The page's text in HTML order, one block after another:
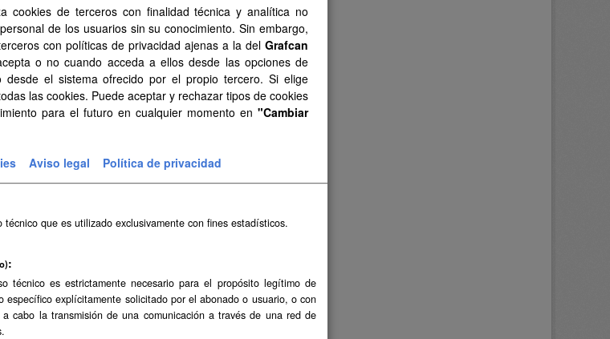
cookies de terceros con finalidad técnica y analítica no
de los usuarios sin su conocimiento. Sin embargo,
con políticas de privacidad ajenas a la del Grafcan
o no cuando acceda a ellos desde las opciones de
desde el sistema ofrecido por el propio tercero. Si elige
las cookies. Puede aceptar y rechazar tipos de cookies
para el futuro en cualquier momento en "Cambiar
Aviso legal Política de privacidad
técnico que es utilizado exclusivamente con fines estadísticos.
técnico es estrictamente necesario para el propósito legítimo de
específico explícitamente solicitado por el abonado o usuario, o con
cabo la transmisión de una comunicación a través de una red de